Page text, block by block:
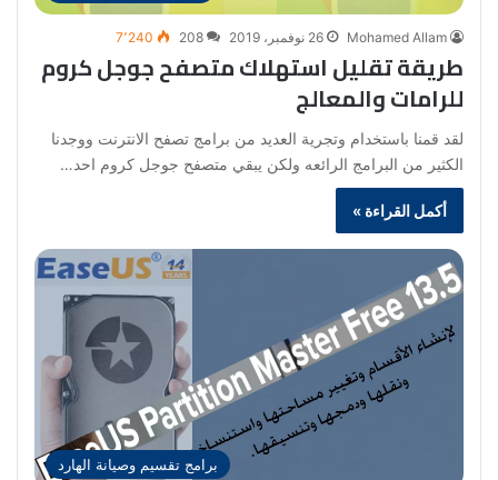
Mohamed Allam 26 نوفمبر، 2019 208 7٬240
طريقة تقليل استهلاك متصفح جوجل كروم
للرامات والمعالج
لقد قمنا باستخدام وتجرية العديد من برامج تصفح الانترنت ووجدنا
الكثير من البرامج الرائعه ولكن يبقي متصفح جوجل كروم احد…
أكمل القراءة »
برامج تقسيم وصيانة الهارد